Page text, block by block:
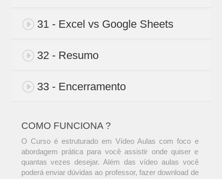
31 - Excel vs Google Sheets
32 - Resumo
33 - Encerramento
COMO FUNCIONA ?
O Curso é estruturado em Vídeo Aulas com foco e
abordagem prática para você assistir onde quiser e
quantas vezes desejar. Além das vídeo aulas você
poderá enviar dúvidas ao professor, fazer download de